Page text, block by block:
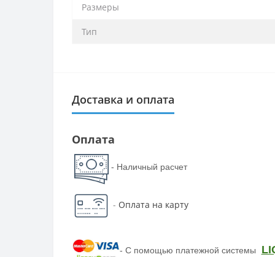
Размеры
Тип
Доставка и оплата
Оплата
- Наличный расчет
- Оплата на карту
- С помощью платежной системы